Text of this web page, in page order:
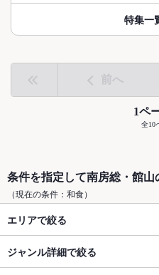
特集一
前へ
1ペ
全10
条件を指定して南房総・館山
（現在の条件：和食）
エリアで絞る
ジャンル詳細で絞る